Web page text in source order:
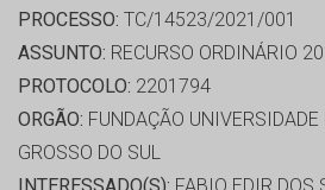
PROCESSO: TC/14523/2021/001
ASSUNTO: RECURSO ORDINÁRIO
PROTOCOLO: 2201794
ORGÃO: FUNDAÇÃO
GROSSO DO SUL